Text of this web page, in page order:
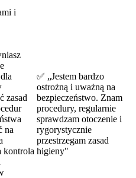
i
zasad
na
kontrola
✅ „Jestem bardzo
ostrożną i uważną na
bezpieczeństwo. Znam
procedury, regularnie
sprawdzam otoczenie i
rygorystycznie
przestrzegam zasad
higieny"